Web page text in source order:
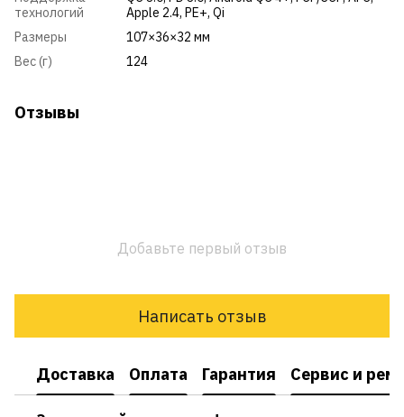
технологий
Apple 2.4, PE+, Qi
Размеры
107×36×32 мм
Вес (г)
124
Отзывы
Добавьте первый отзыв
Написать отзыв
Доставка Оплата Гарантия Сервис и